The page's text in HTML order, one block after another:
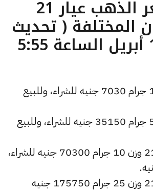
ما هو سعر الذهب عيار 21
المختلفة ( تحديث
الأربعاء 15 أبريل الساعة 5:55
سعر عيار 21 وزن 1 جرام 7030 جنيه للشراء، وللبيع
سعر عيار 21 وزن 5 جرام 35150 جنيه للشراء، وللبيع
سعر الذهب عيار 21 وزن 10 جرام 70300 جنيه للشراء،
سعر الذهب عيار 21 وزن 25 جرام 175750 جنيه